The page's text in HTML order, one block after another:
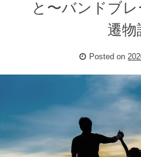
と〜バンドブ
遷物
Posted on